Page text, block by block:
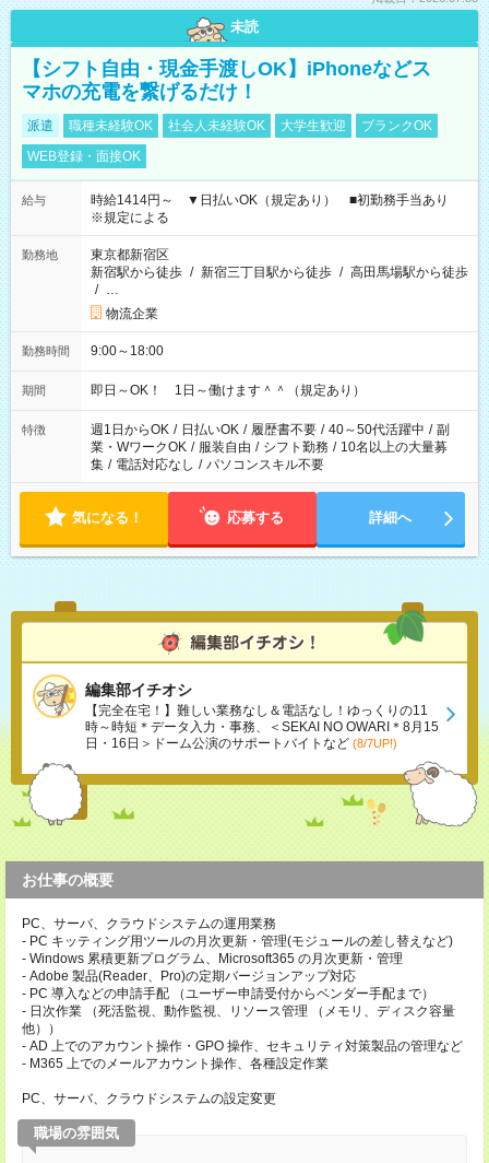
未読
【シフト自由・現金手渡しOK】iPhoneなどス
マホの充電を繋げるだけ！
派遣 職種未経験OK 社会人未経験OK 大学生歓迎
ブランクOK
WEB登録・面接OK
給与
時給1414円～ ▼日払いOK（規定あり） ■初勤務手当あり
※規定による
勤務地
東京都新宿区
新宿駅から徒歩 / 新宿三丁目駅から徒歩 / 高田馬場駅から徒歩
/ …
物流企業
勤務時間 9:00～18:00
期間 即日～OK！ 1日～働けます＾＾（規定あり）
特徴 週1日からOK / 日払いOK / 履歴書不要 / 40～50代活躍中 / 副
業・WワークOK / 服装自由 / シフト勤務 / 10名以上の大量募
集 / 電話対応なし / パソコンスキル不要
気になる！ 応募する 詳細へ
編集部イチオシ
【完全在宅！】難しい業務なし＆電話なし！ゆっくりの11
時～時短＊データ入力・事務、＜SEKAI NO OWARI＊8月15
日・16日＞ドーム公演のサポートバイトなど (8/7UP!)
お仕事の概要
PC、サーバ、クラウドシステムの運用業務
- PC キッティング用ツールの月次更新・管理(モジュールの差し替えなど)
- Windows 累積更新プログラム、Microsoft365 の月次更新・管理
- Adobe 製品(Reader、Pro)の定期バージョンアップ対応
- PC 導入などの申請手配 （ユーザー申請受付からベンダー手配まで）
- 日次作業 （死活監視、動作監視、リソース管理 （メモリ、ディスク容量
他））
- AD 上でのアカウント操作・GPO 操作、セキュリティ対策製品の管理など
- M365 上でのメールアカウント操作、各種設定作業
PC、サーバ、クラウドシステムの設定変更
職場の雰囲気